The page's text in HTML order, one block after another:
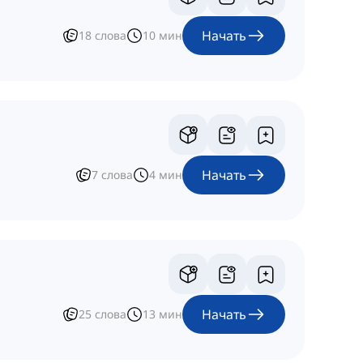
18 слова 10 мин Начать
7 слова 4 мин Начать
25 слова 13 мин Начать